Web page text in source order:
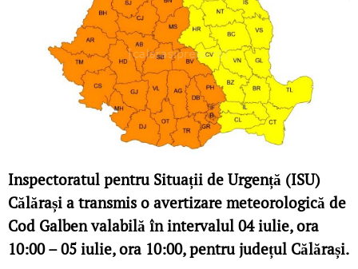
Inspectoratul pentru Situații de Urgență (ISU)
Călărași a transmis o avertizare meteorologică de
Cod Galben valabilă în intervalul 04 iulie, ora
10:00 – 05 iulie, ora 10:00, pentru județul Călărași.